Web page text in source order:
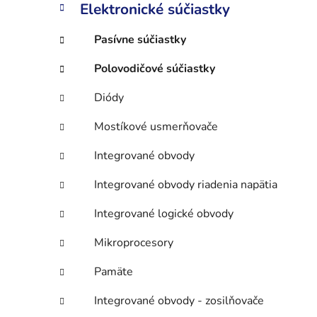
e
l
Elektronické súčiastky
Pasívne súčiastky
Polovodičové súčiastky
Diódy
Mostíkové usmerňovače
Integrované obvody
Integrované obvody riadenia napätia
Integrované logické obvody
Mikroprocesory
Pamäte
Integrované obvody - zosilňovače